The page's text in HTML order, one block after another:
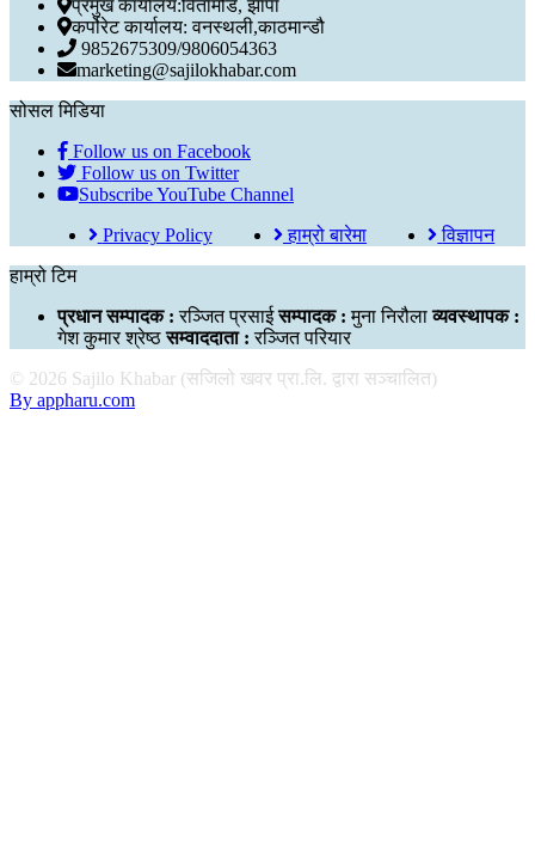
प्रमुख कार्यालय:विर्तामोड, झापा
कर्पोरेट कार्यालय: वनस्थली,काठमान्डौ
9852675309/9806054363
marketing@sajilokhabar.com
सोसल मिडिया
Follow us on Facebook
Follow us on Twitter
Subscribe YouTube Channel
Privacy Policy
हाम्रो बारेमा
विज्ञापन
हाम्रो टिम
प्रधान सम्पादक : रञ्जित प्रसाई सम्पादक : मुना निरौला व्यवस्थापक :
गेश कुमार श्रेष्ठसम्वाददाता : रञ्जित परियार
© 2026 Sajilo Khabar (सजिलो खवर प्रा.लि. द्वारा सञ्चालित)
By appharu.com